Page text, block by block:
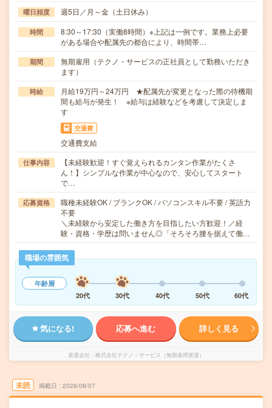
曜日頻度 週5日／月～金（土日休み）
時間
8:30～17:30（実働8時間）※上記は一例です。業務上必要
がある場合や配属先の都合により、時間帯…
期間
無期雇用（テクノ・サービスの正社員として勤務いただき
ます）
時給
月給19万円～24万円 ★配属先が変更となった際の待機期
間も給与が発生！ ※給与は経験などを考慮して決定しま
す
交通費
交通費支給
仕事内容
【未経験歓迎！すぐ覚えられるカンタン作業がたくさ
ん！】シンプルな作業が中心なので、安心してスタート
で…
応募資格
職種未経験OK / ブランクOK / パソコンスキル不要 / 英語力
不要
＼未経験から安定した働き方を目指したい方歓迎！／経
験・資格・学歴は問いません◎「そろそろ腰を据えて働…
職場の雰囲気
年齢層
20代
30代 40代 50代 60代
気になる! 応募へ進む 詳しく見る
派遣会社 株式会社テクノ・サービス（無期雇用派遣）
未読 掲載日 2026/08/07